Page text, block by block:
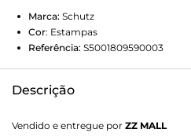
Marca: Schutz
Cor: Estampas
Referência: S5001809590003
Descrição
Vendido e entregue por ZZ MALL